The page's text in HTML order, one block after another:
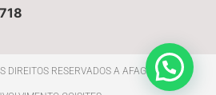
RESERVADOS A AFAGO